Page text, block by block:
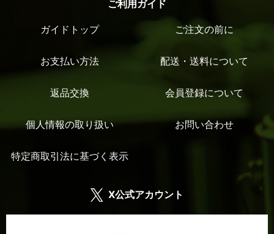
ご利用ガイド
ガイドトップ ご注文の前に
お支払い方法 配送・送料について
返品交換 会員登録について
個人情報の取り扱い お問い合わせ
特定商取引法に基づく表示
X公式アカウント